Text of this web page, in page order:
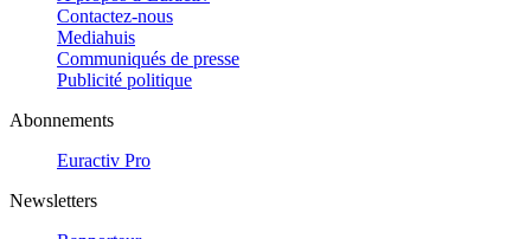
Contactez-nous
Mediahuis
Communiqués de presse
Publicité politique
Abonnements
Euractiv Pro
Newsletters